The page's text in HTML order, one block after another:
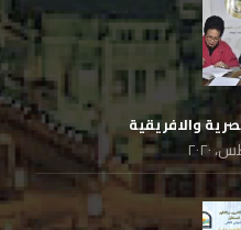
والافريقية